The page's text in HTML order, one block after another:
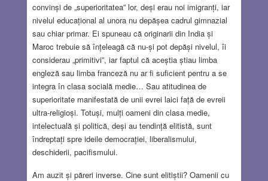
convinși de „superioritatea” lor, deși erau noi imigranți, iar
nivelul educațional al unora nu depășea cadrul gimnazial
sau chiar primar. Ei spuneau că originarii din India și
Maroc trebuie să înțeleagă că nu-și pot depăși nivelul, îi
considerau „primitivi”, iar faptul că aceștia știau limba
engleză sau limba franceză nu ar fi suficient pentru a se
integra în clasa socială medie… Sau atitudinea de
superioritate manifestată de unii evrei laici față de evreii
ultra-religioși. Totuși, mulți oameni din clasa medie,
intelectuală și politică, deși au tendință elitistă, sunt
îndreptați spre ideile democrației, liberalismului,
deschiderii, pacifismului.
Am auzit și păreri inverse. Cine sunt elitiștii? Oamenii cu